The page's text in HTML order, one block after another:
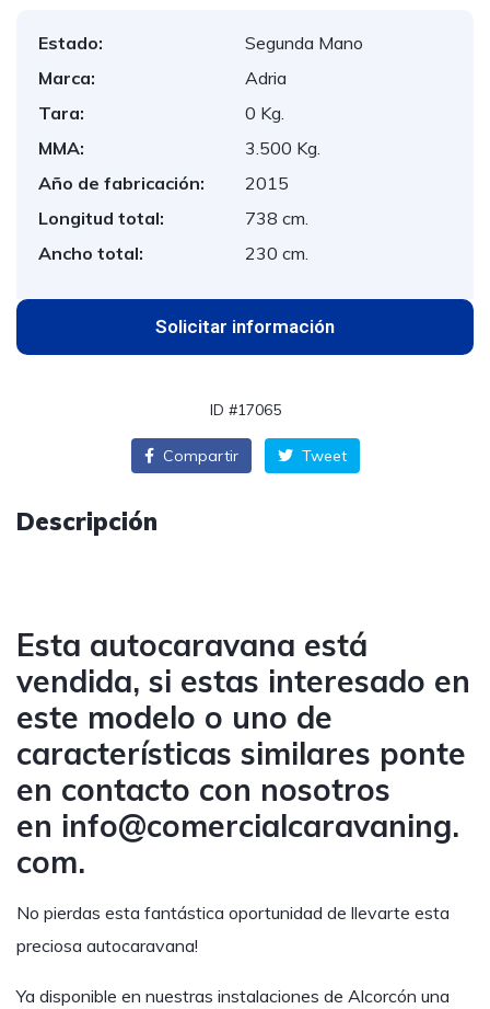
Estado:
Segunda Mano
Marca:
Adria
Tara:
0 Kg.
MMA:
3.500 Kg.
Año de fabricación:
2015
Longitud total:
738 cm.
Ancho total:
230 cm.
Solicitar información
ID #17065
Compartir Tweet
Descripción
Esta autocaravana está
vendida, si estas interesado en
este modelo o uno de
características similares ponte
en contacto con nosotros
en info@comercialcaravaning.
com.
No pierdas esta fantástica oportunidad de llevarte esta
preciosa autocaravana!
Ya disponible en nuestras instalaciones de Alcorcón una